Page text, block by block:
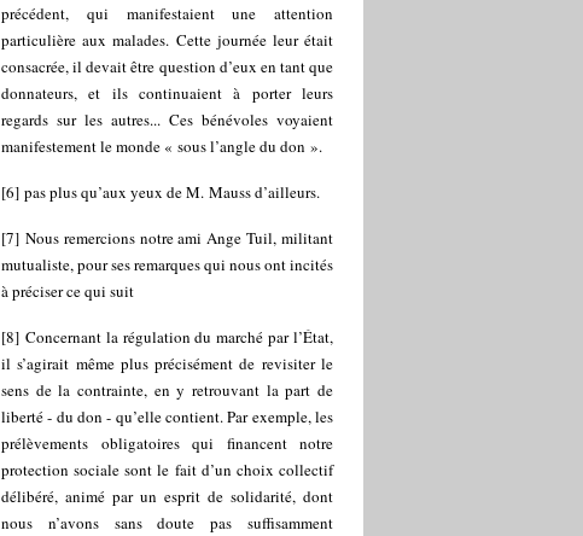
précédent, qui manifestaient une attention
particulière aux malades. Cette journée leur était
consacrée, il devait être question d’eux en tant que
donnateurs, et ils continuaient à porter leurs
regards sur les autres... Ces bénévoles voyaient
manifestement le monde « sous l’angle du don ».
[6] pas plus qu’aux yeux de M. Mauss d’ailleurs.
[7] Nous remercions notre ami Ange Tuil, militant
mutualiste, pour ses remarques qui nous ont incités
à préciser ce qui suit
[8] Concernant la régulation du marché par l’État,
il s’agirait même plus précisément de revisiter le
sens de la contrainte, en y retrouvant la part de
liberté - du don - qu’elle contient. Par exemple, les
prélèvements obligatoires qui financent notre
protection sociale sont le fait d’un choix collectif
délibéré, animé par un esprit de solidarité, dont
nous n’avons sans doute pas suffisamment